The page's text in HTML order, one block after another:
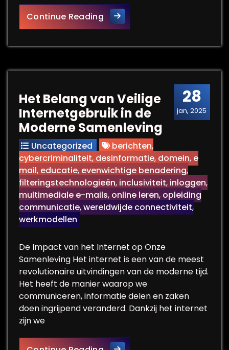
Continue ReadingDe Cruciale Rol van een
28
jan, 2025
Het Belang van Veilige
Internetgebruik in de
Moderne Samenleving
Uncategorized berichten,
cybercriminaliteit, desinformatie, domein, e
mail, educatie, evenwichtige benadering,
filteringstechnologieën, inclusiviteit, inloggen,
multimediale e-mails, online leren, opleiding
communicatie,wereldwijde connectiviteit,
werkmodellen
De Impact van het Internet op Onze
Samenleving Het internet is een van de meest
revolutionaire uitvindingen van de moderne tijd.
Het heeft de manier waarop we
communiceren, informatie delen en zaken
doen ingrijpend veranderd. Dankzij het internet
zijn we